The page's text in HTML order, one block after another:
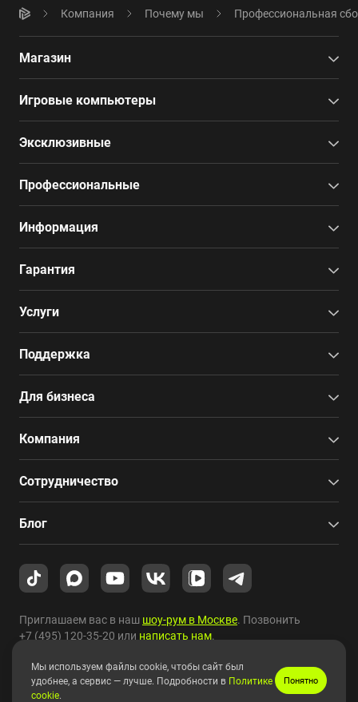
Компания Почему мы Профессиональная
Магазин
Игровые компьютеры
Эксклюзивные
Профессиональные
Информация
Гарантия
Услуги
Поддержка
Для бизнеса
Компания
Сотрудничество
Блог
Приглашаем вас в наш шоу-рум в Москве. Позвонить
+7 (495) 120-35-20 или написать нам.
Copyright © 2010-2026 HYPERPC.
Мы используем файлы cookie, чтобы сайт был
удобнее, а сервис — лучше. Подробности в Политике
cookie.
Понятно